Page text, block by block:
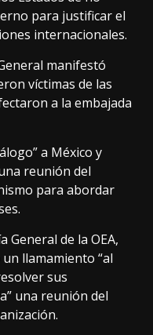
para justificar el
internacionales.
manifestó
víctimas de las
a la embajada
a México y
reunión del
para abordar
General de la OEA,
llamamiento “al
sus
una reunión del